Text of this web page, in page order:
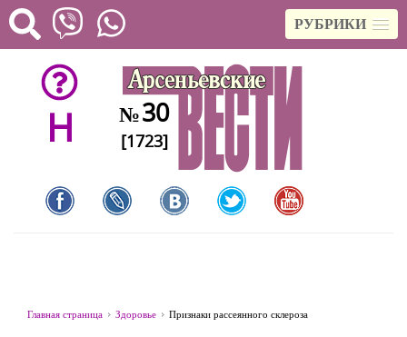
РУБРИКИ
H №30
[1723]
Главная страница Здоровье Признаки рассеянного склероза